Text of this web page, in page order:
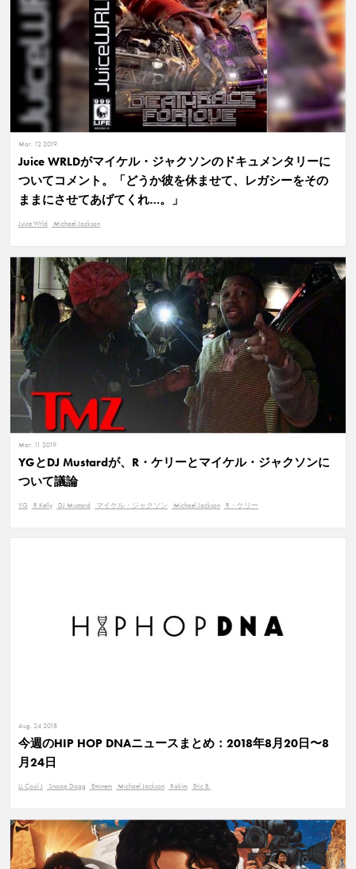
Mar. 12 2019
Juice WRLDがマイケル・ジャクソンのドキュメンタリーに
ついてコメント。「どうか彼を休ませて、レガシーをその
ままにさせてあげてくれ…。」
Juice Wrld Michael Jackson
Mar. 11 2019
YGとDJ Mustardが、R・ケリーとマイケル・ジャクソンに
ついて議論
YG R.Kelly DJ Mustard マイケル・ジャクソン Michael Jackson R・ケリー
Aug. 24 2018
今週のHIP HOP DNAニュースまとめ：2018年8月20日〜8
月24日
LL Cool J Snoop Dogg Eminem Michael Jackson Rakim Eric B.